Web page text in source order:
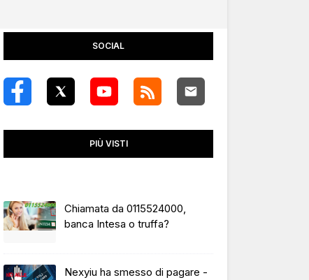
SOCIAL
PIÙ VISTI
Chiamata da 0115524000,
banca Intesa o truffa?
Nexyiu ha smesso di pagare -